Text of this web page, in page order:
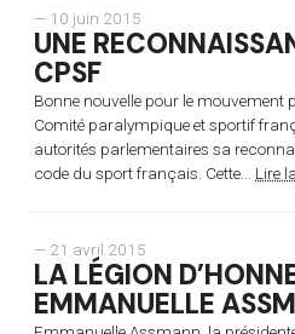
— 10 juin 2015
UNE
CPSF
Bonne nouvelle pour le
Comité paralympique et sportif
autorités parlementaires sa
code du sport français. Cette... Lire
— 21 avril 2015
LA LÉGION
EMMANUELLE